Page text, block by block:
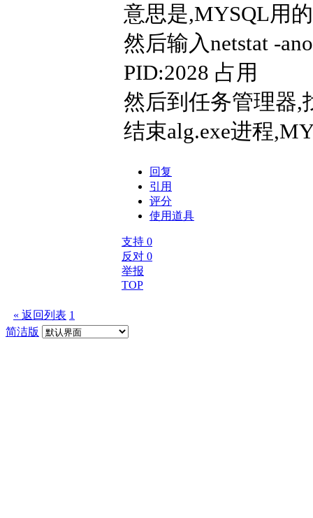
意思是,MYSQL用
然后输入netstat -
PID:2028 占用
然后到任务管理器,
结束alg.exe进程
回复
引用
评分
使用道具
支持 0
反对 0
举报
TOP
« 返回列表 1
简洁版